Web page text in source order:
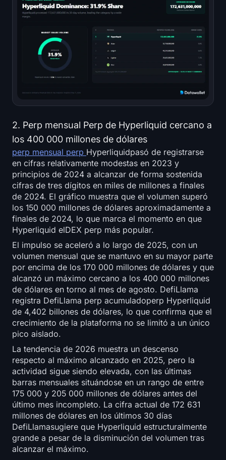
2. Perp mensual Perp de Hyperliquid cercano a
los 400 000 millones de dólares
perp mensual perp Hyperliquidpasó de registrarse
en cifras relativamente modestas en 2023 y
principios de 2024 a alcanzar de forma sostenida
cifras de tres dígitos en miles de millones a finales
de 2024. El gráfico muestra que el volumen superó
los 150 000 millones de dólares aproximadamente a
finales de 2024, lo que marca el momento en que
Hyperliquid elDEX perp más popular.
El impulso se aceleró a lo largo de 2025, con un
volumen mensual que se mantuvo en su mayor parte
por encima de los 170 000 millones de dólares y que
alcanzó un máximo cercano a los 400 000 millones
de dólares en torno al mes de agosto. DefiLlama
registra DefiLlama perp acumuladoperp Hyperliquid
de 4,402 billones de dólares, lo que confirma que el
crecimiento de la plataforma no se limitó a un único
pico aislado.
La tendencia de 2026 muestra un descenso
respecto al máximo alcanzado en 2025, pero la
actividad sigue siendo elevada, con las últimas
barras mensuales situándose en un rango de entre
175 000 y 205 000 millones de dólares antes del
último mes incompleto. La cifra actual de 172 631
millones de dólares en los últimos 30 días
DefiLlamasugiere que Hyperliquid estructuralmente
grande a pesar de la disminución del volumen tras
alcanzar el máximo.